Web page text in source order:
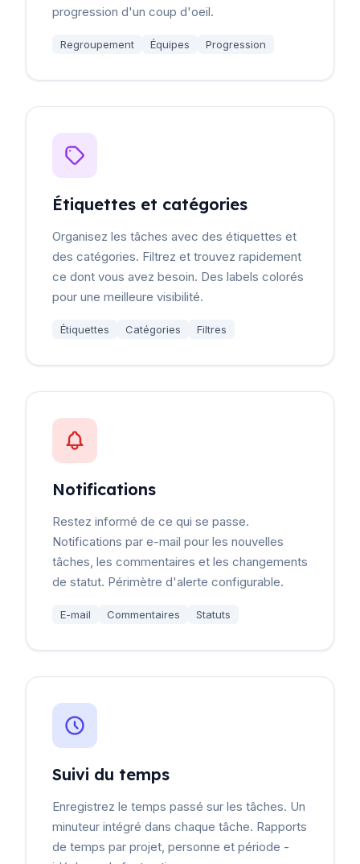
progression d'un coup d'oeil.
Regroupement Équipes Progression
Étiquettes et catégories
Organisez les tâches avec des étiquettes et
des catégories. Filtrez et trouvez rapidement
ce dont vous avez besoin. Des labels colorés
pour une meilleure visibilité.
Étiquettes Catégories Filtres
Notifications
Restez informé de ce qui se passe.
Notifications par e-mail pour les nouvelles
tâches, les commentaires et les changements
de statut. Périmètre d'alerte configurable.
E-mail Commentaires Statuts
Suivi du temps
Enregistrez le temps passé sur les tâches. Un
minuteur intégré dans chaque tâche. Rapports
de temps par projet, personne et période -